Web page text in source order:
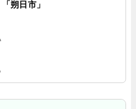
朔日市」